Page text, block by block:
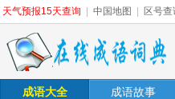
天气预报15天查询 中国地图 区号查
成语大全 成语故事